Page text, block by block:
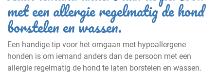
met een allergie regelmatig de hond
borstelen en wassen.
Een handige tip voor het omgaan met hypoallergene
honden is om iemand anders dan de persoon met een
allergie regelmatig de hond te laten borstelen en wassen.